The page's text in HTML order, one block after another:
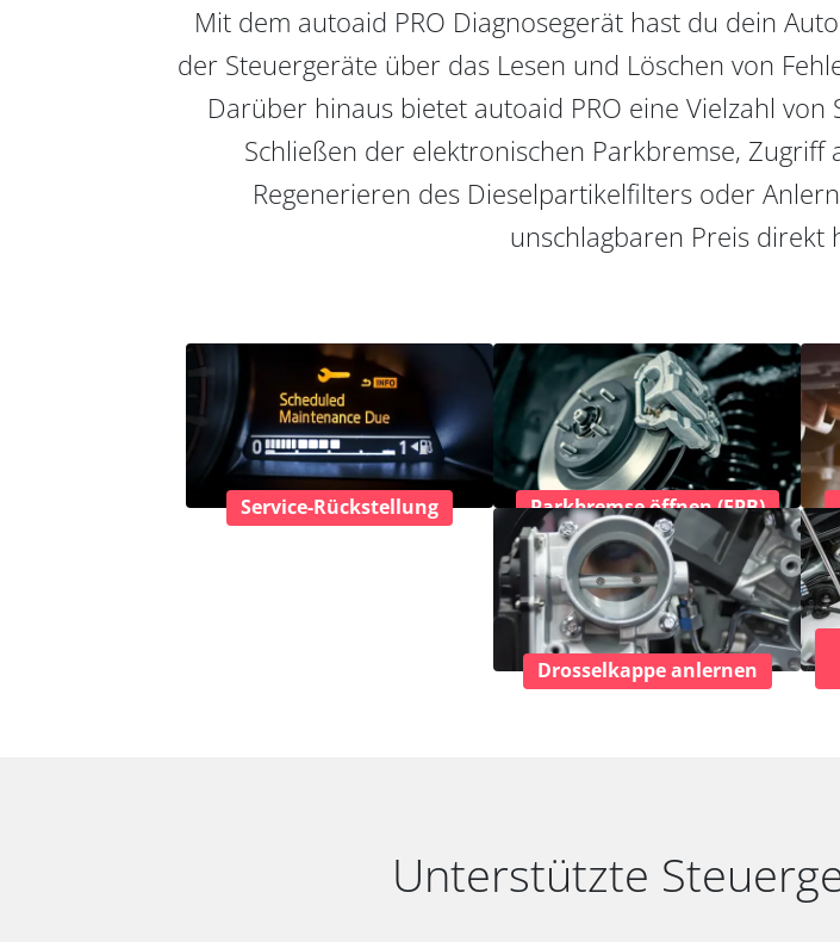
Mit dem autoaid PRO Diagnosegerät hast du dein
der Steuergeräte über das Lesen und Löschen von
Darüber hinaus bietet autoaid PRO eine Vielzahl
Schließen der elektronischen Parkbremse,
Regenerieren des Dieselpartikelfilters oder
unschlagbaren Preis direkt
Service-Rückstellung Parkbremse öffnen (EPB)
Drosselkappe anlernen
Unterstützte